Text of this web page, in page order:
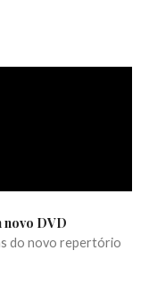
novo DVD
do novo repertório